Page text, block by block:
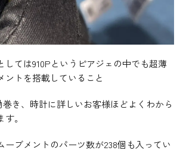
しては910Pというピアジェの中でも超薄
ントを搭載していること
巻き、時計に詳しいお客様ほどよくわから
。
ーブメントのパーツ数が238個も入ってい